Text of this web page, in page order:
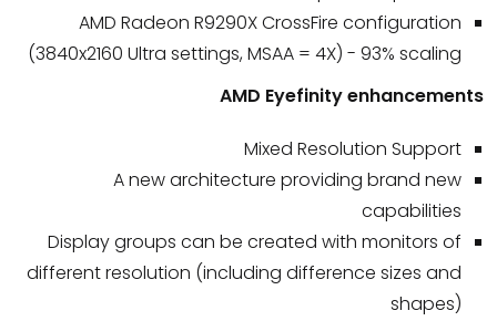
AMD Radeon R9290X CrossFire configuration
(3840x2160 Ultra settings, MSAA = 4X) - 93% scaling
AMD Eyefinity enhancements
Mixed Resolution Support
A new architecture providing brand new
capabilities
Display groups can be created with monitors of
different resolution (including difference sizes and
shapes)